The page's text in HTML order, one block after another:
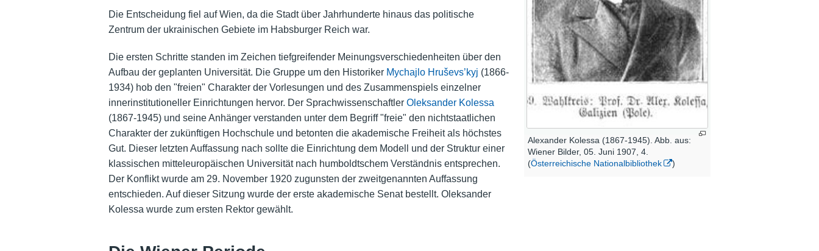
Alexander Kolessa (1867-1945). Abb. aus:
Wiener Bilder, 05. Juni 1907, 4.
(Österreichische Nationalbibliothek )
Die Entscheidung fiel auf Wien, da die Stadt über Jahrhunderte hinaus das politische
Zentrum der ukrainischen Gebiete im Habsburger Reich war.
Die ersten Schritte standen im Zeichen tiefgreifender Meinungsverschiedenheiten über den
Aufbau der geplanten Universität. Die Gruppe um den Historiker Mychajlo Hruševs’kyj (1866-
1934) hob den "freien" Charakter der Vorlesungen und des Zusammenspiels einzelner
innerinstitutioneller Einrichtungen hervor. Der Sprachwissenschaftler Oleksander Kolessa
(1867-1945) und seine Anhänger verstanden unter dem Begriff "freie" den nichtstaatlichen
Charakter der zukünftigen Hochschule und betonten die akademische Freiheit als höchstes
Gut. Dieser letzten Auffassung nach sollte die Einrichtung dem Modell und der Struktur einer
klassischen mitteleuropäischen Universität nach humboldtschem Verständnis entsprechen.
Der Konflikt wurde am 29. November 1920 zugunsten der zweitgenannten Auffassung
entschieden. Auf dieser Sitzung wurde der erste akademische Senat bestellt. Oleksander
Kolessa wurde zum ersten Rektor gewählt.